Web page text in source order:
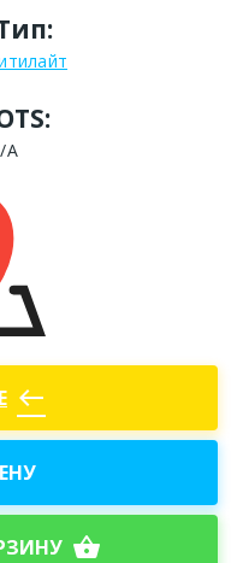
:
A
west
shopping_basket